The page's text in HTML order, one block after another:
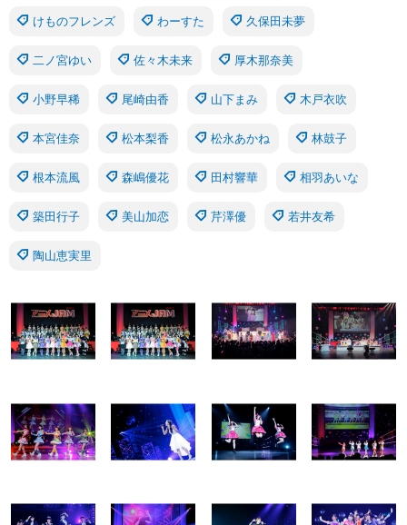
けものフレンズ わーすた 久保田未夢
二ノ宮ゆい 佐々木未来 厚木那奈美
小野早稀 尾崎由香 山下まみ 木戸衣吹
本宮佳奈 松本梨香 松永あかね 林鼓子
根本流風 森嶋優花 田村響華 相羽あいな
築田行子 美山加恋 芹澤優 若井友希
陶山恵実里